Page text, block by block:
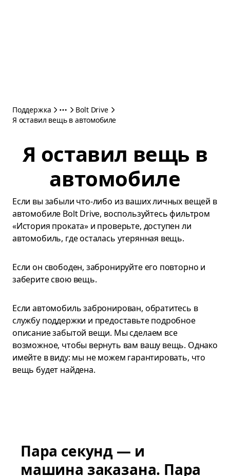
Поддержка
Bolt Drive
Я оставил вещь в автомобиле
Я оставил вещь в
автомобиле
Если вы забыли что-либо из ваших личных вещей в
автомобиле Bolt Drive, воспользуйтесь фильтром
«История проката» и проверьте, доступен ли
автомобиль, где осталась утерянная вещь.
Если он свободен, забронируйте его повторно и
заберите свою вещь.
Если автомобиль забронирован, обратитесь в
службу поддержки и предоставьте подробное
описание забытой вещи. Мы сделаем все
возможное, чтобы вернуть вам вашу вещь. Однако
имейте в виду: мы не можем гарантировать, что
вещь будет найдена.
Пара секунд — и
машина заказана. Пара